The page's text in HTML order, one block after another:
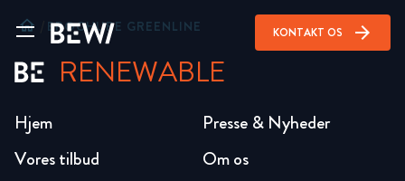
KONTAKT OS arrow_forward
home BROCHURE GREENLINE
RENEWABLE
Hjem
Vores tilbud
Presse & Nyheder
Om os